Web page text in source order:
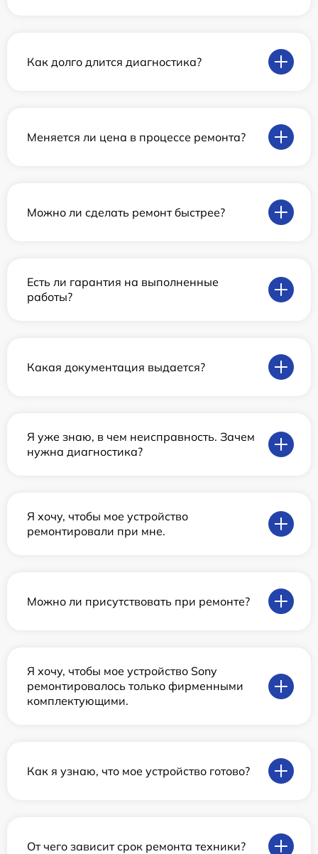
Как долго длится диагностика?
Меняется ли цена в процессе ремонта?
Можно ли сделать ремонт быстрее?
Есть ли гарантия на выполненные
работы?
Какая документация выдается?
Я уже знаю, в чем неисправность. Зачем
нужна диагностика?
Я хочу, чтобы мое устройство
ремонтировали при мне.
Можно ли присутствовать при ремонте?
Я хочу, чтобы мое устройство Sony
ремонтировалось только фирменными
комплектующими.
Как я узнаю, что мое устройство готово?
От чего зависит срок ремонта техники?